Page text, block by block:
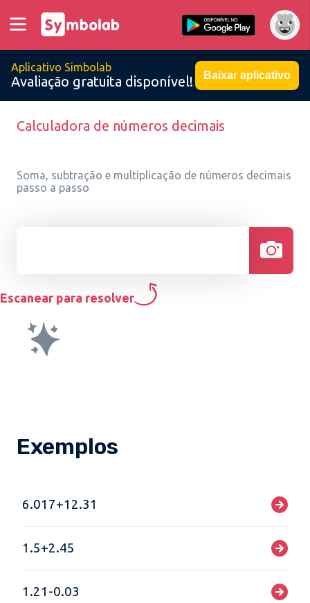
Aplicativo Simbolab
Avaliação gratuita disponível! Baixar aplicativo
Calculadora de números decimais
Soma, subtração e multiplicação de números decimais
passo a passo
Escanear para resolver
Exemplos
6.017+12.31
1.5+2.45
1.21-0.03